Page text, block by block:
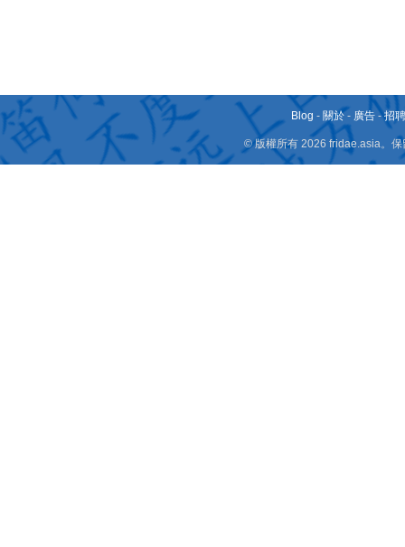
Blog - 關於 - 廣告 -招
© 版權所有 2026 fridae.asia。